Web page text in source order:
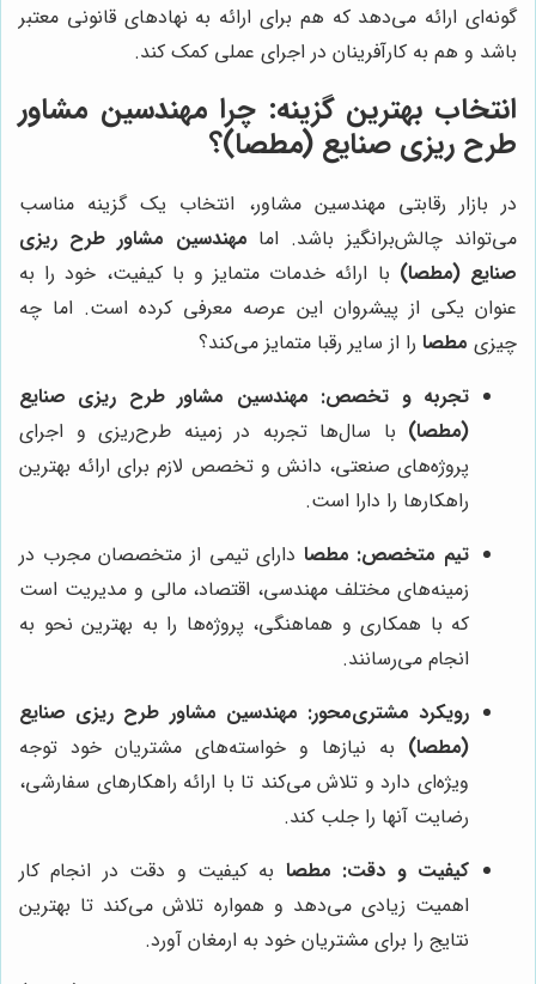
گونه‌ای ارائه می‌دهد که هم برای ارائه به نهادهای قانونی معتبر
باشد و هم به کارآفرینان در اجرای عملی کمک کند.
انتخاب بهترین گزینه: چرا مهندسین مشاور
طرح ریزی صنایع (مطصا)؟
در بازار رقابتی مهندسین مشاور، انتخاب یک گزینه مناسب
می‌تواند چالش‌برانگیز باشد. اما مهندسین مشاور طرح ریزی
صنایع (مطصا) با ارائه خدمات متمایز و با کیفیت، خود را به
عنوان یکی از پیشروان این عرصه معرفی کرده است. اما چه
چیزی مطصا را از سایر رقبا متمایز می‌کند؟
تجربه و تخصص: مهندسین مشاور طرح ریزی صنایع
(مطصا) با سال‌ها تجربه در زمینه طرح‌ریزی و اجرای
پروژه‌های صنعتی، دانش و تخصص لازم برای ارائه بهترین
راهکارها را دارا است.
تیم متخصص: مطصا دارای تیمی از متخصصان مجرب در
زمینه‌های مختلف مهندسی، اقتصاد، مالی و مدیریت است
که با همکاری و هماهنگی، پروژه‌ها را به بهترین نحو به
انجام می‌رسانند.
رویکرد مشتری‌محور: مهندسین مشاور طرح ریزی صنایع
(مطصا) به نیازها و خواسته‌های مشتریان خود توجه
ویژه‌ای دارد و تلاش می‌کند تا با ارائه راهکارهای سفارشی،
رضایت آنها را جلب کند.
کیفیت و دقت: مطصا به کیفیت و دقت در انجام کار
اهمیت زیادی می‌دهد و همواره تلاش می‌کند تا بهترین
نتایج را برای مشتریان خود به ارمغان آورد.